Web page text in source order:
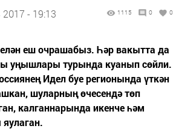
- 19:13 1115 0 0
еш очрашабыз. Һәр вакытта да
уңышлары турында куанып сөйли.
Идел буе регионында үткән
шуларның өчесендә төп
калганнарында икенче һәм